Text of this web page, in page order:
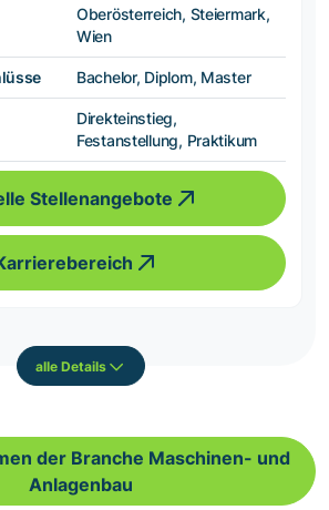
Oberösterreich, Steiermark,
Wien
Bachelor, Diplom, Master
Direkteinstieg,
Festanstellung, Praktikum
Stellenangebote
alle Details
der Branche Maschinen- und
Anlagenbau